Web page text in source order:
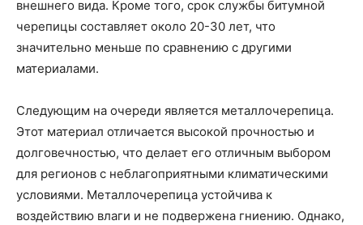
внешнего вида. Кроме того, срок службы битумной
черепицы составляет около 20-30 лет, что
значительно меньше по сравнению с другими
материалами.
Следующим на очереди является металлочерепица.
Этот материал отличается высокой прочностью и
долговечностью, что делает его отличным выбором
для регионов с неблагоприятными климатическими
условиями. Металлочерепица устойчива к
воздействию влаги и не подвержена гниению. Однако,